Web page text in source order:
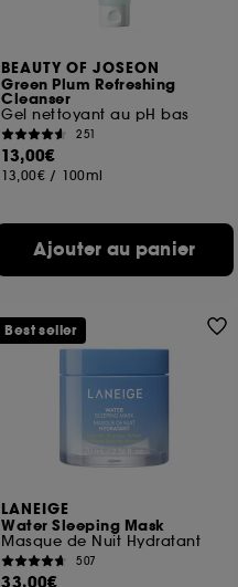
BEAUTY OF JOSEON
Green Plum Refreshing
Cleanser
Gel nettoyant au pH bas
251
13,00€
13,00€ / 100ml
Ajouter au panier
LANEIGE
Water Sleeping Mask
Masque de Nuit Hydratant
507
33,00€
Best seller